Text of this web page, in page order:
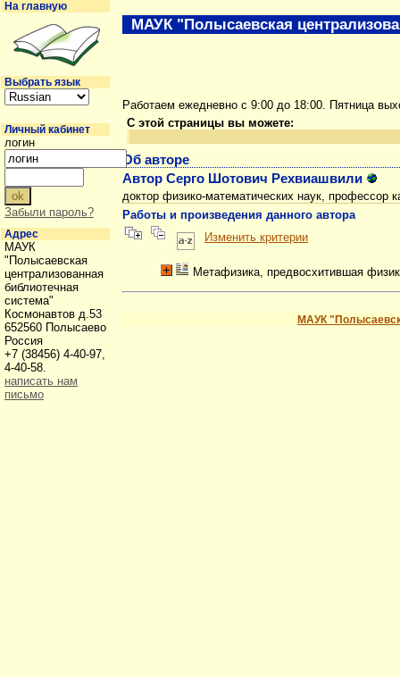
Работаем ежедневно с 9:00 до 18:00. Пятница
С этой страницы вы можете:
Об авторе
Автор Серго Шотович Рехвиашвили
доктор физико-математических наук,
Работы и произведения данного автора
Изменить критерии
Метафизика, предвосхитившая
МАУК
МАУК "Полысаевская
На главную
Выбрать язык
Личный кабинет
логин
Забыли пароль?
Адрес
МАУК
"Полысаевская
централизованная
библиотечная
система"
Космонавтов д.53
652560 Полысаево
Россия
+7 (38456) 4-40-97,
4-40-58.
написать нам
письмо